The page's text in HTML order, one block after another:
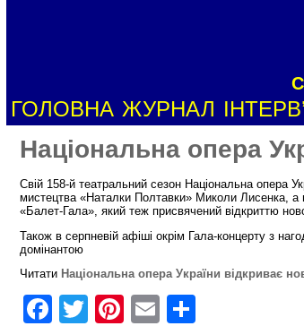
ГОЛОВНА ЖУРНАЛ
Національна опера
Свій 158-й театральний сезон Національна опера
мистецтва «Наталки Полтавки» Миколи Лисенка, а
«Балет-Гала», який теж присвячений відкриттю
Також в серпневій афіші окрім Гала-концерту з
домінантою
Читати Національна опера України відкриває
F
T
Pi
E